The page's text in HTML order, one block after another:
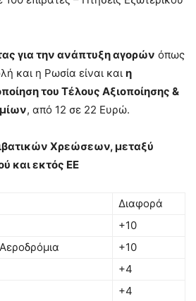
για την ανάπτυξη αγορών όπως
και η Ρωσία είναι και η
του Τέλους Αξιοποίησης &
, από 12 σε 22 Ευρώ.
Χρεώσεων, μεταξύ
και εκτός ΕΕ
Διαφορά
+10
+10
+4
+4